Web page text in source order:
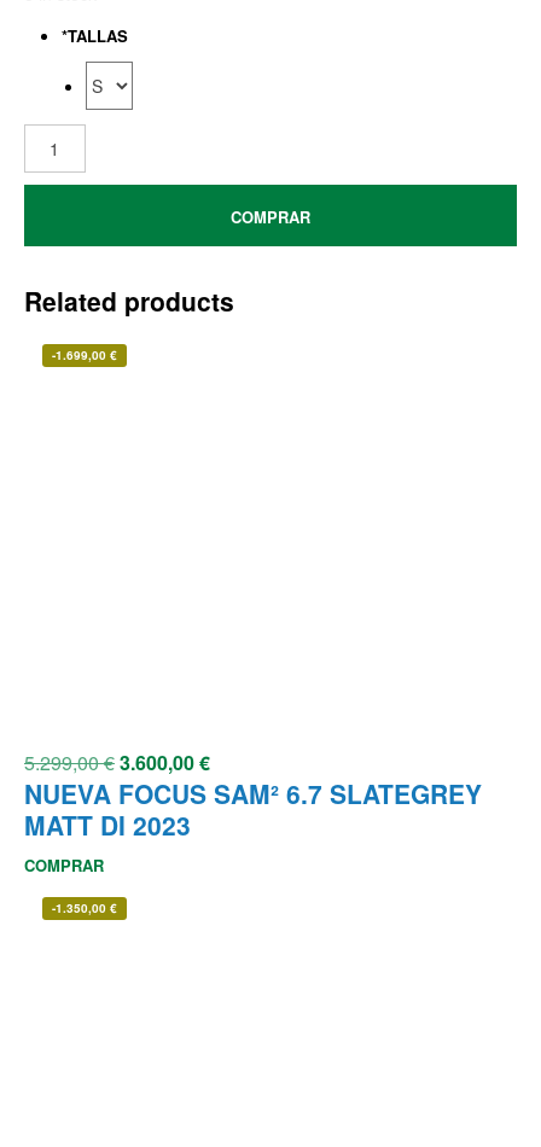
*TALLAS
COMPRAR
Related products
-1.699,00 €
5.299,00€3.600,00€
NUEVA FOCUS SAM² 6.7 SLATEGREY
MATT DI 2023
COMPRAR
-1.350,00 €